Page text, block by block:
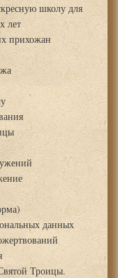
школу для
лет
прихожан
данных
Троицы.